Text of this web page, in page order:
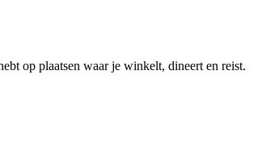
op plaatsen waar je winkelt, dineert en reist.